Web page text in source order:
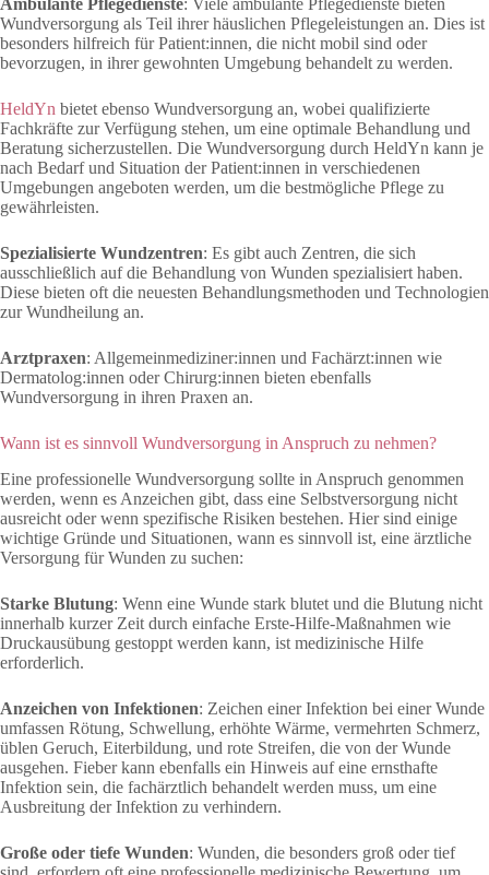
Ambulante Pflegedienste: Viele ambulante Pflegedienste bieten
Wundversorgung als Teil ihrer häuslichen Pflegeleistungen an. Dies ist
besonders hilfreich für Patient:innen, die nicht mobil sind oder
bevorzugen, in ihrer gewohnten Umgebung behandelt zu werden.
HeldYn bietet ebenso Wundversorgung an, wobei qualifizierte
Fachkräfte zur Verfügung stehen, um eine optimale Behandlung und
Beratung sicherzustellen. Die Wundversorgung durch HeldYn kann je
nach Bedarf und Situation der Patient:innen in verschiedenen
Umgebungen angeboten werden, um die bestmögliche Pflege zu
gewährleisten.
Spezialisierte Wundzentren: Es gibt auch Zentren, die sich
ausschließlich auf die Behandlung von Wunden spezialisiert haben.
Diese bieten oft die neuesten Behandlungsmethoden und Technologien
zur Wundheilung an.
Arztpraxen: Allgemeinmediziner:innen und Fachärzt:innen wie
Dermatolog:innen oder Chirurg:innen bieten ebenfalls
Wundversorgung in ihren Praxen an.
Wann ist es sinnvoll Wundversorgung in Anspruch zu nehmen?
Eine professionelle Wundversorgung sollte in Anspruch genommen
werden, wenn es Anzeichen gibt, dass eine Selbstversorgung nicht
ausreicht oder wenn spezifische Risiken bestehen. Hier sind einige
wichtige Gründe und Situationen, wann es sinnvoll ist, eine ärztliche
Versorgung für Wunden zu suchen:
Starke Blutung: Wenn eine Wunde stark blutet und die Blutung nicht
innerhalb kurzer Zeit durch einfache Erste-Hilfe-Maßnahmen wie
Druckausübung gestoppt werden kann, ist medizinische Hilfe
erforderlich.
Anzeichen von Infektionen: Zeichen einer Infektion bei einer Wunde
umfassen Rötung, Schwellung, erhöhte Wärme, vermehrten Schmerz,
üblen Geruch, Eiterbildung, und rote Streifen, die von der Wunde
ausgehen. Fieber kann ebenfalls ein Hinweis auf eine ernsthafte
Infektion sein, die fachärztlich behandelt werden muss, um eine
Ausbreitung der Infektion zu verhindern.
Große oder tiefe Wunden: Wunden, die besonders groß oder tief